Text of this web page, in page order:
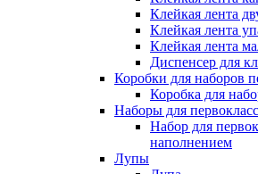
Клейкая лента
Клейкая лента
Клейкая лента
Диспенсер для
Коробки для наборов
Коробка для
Наборы для
Набор для
наполнением
Лупы